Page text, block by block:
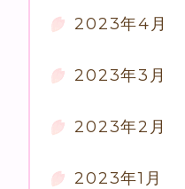
2023年4月
2023年3月
2023年2月
2023年1月